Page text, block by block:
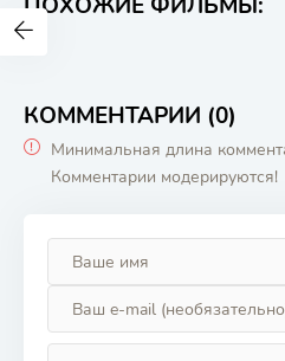
КОММЕНТАРИИ (0)
Минимальная длина
Комментарии модерируются!